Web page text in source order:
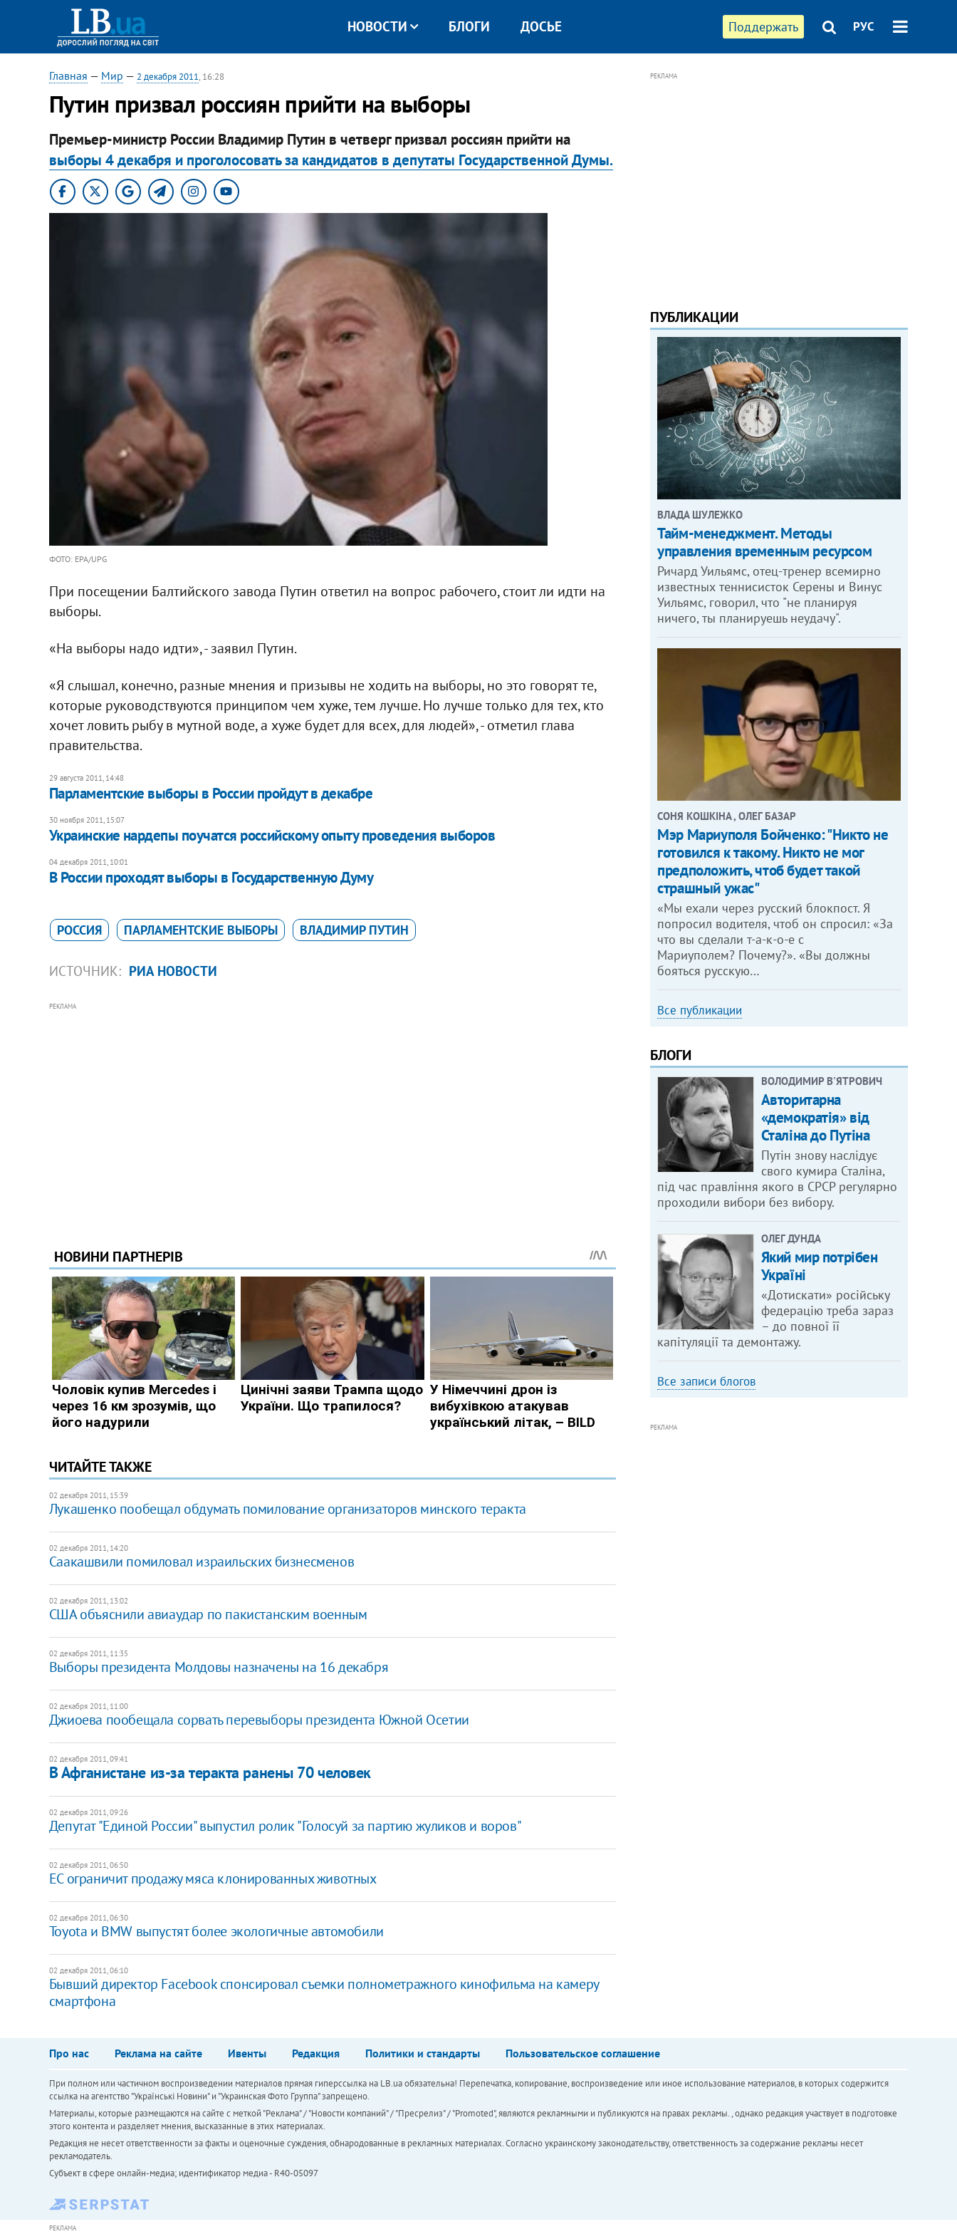
Поддержать РУС
НОВОСТИ БЛОГИ ДОСЬЕ
Главная — Мир — 2 декабря 2011, 16:28
​Путин призвал россиян прийти на выборы
Премьер-министр России Владимир Путин в четверг призвал россиян прийти на
выборы 4 декабря и проголосовать за кандидатов в депутаты Государственной Думы.
ФОТО: EPA/UPG
При посещении Балтийского завода Путин ответил на вопрос рабочего, стоит ли идти на
выборы.
«На выборы надо идти», - заявил Путин.
«Я слышал, конечно, разные мнения и призывы не ходить на выборы, но это говорят те,
которые руководствуются принципом чем хуже, тем лучше. Но лучше только для тех, кто
хочет ловить рыбу в мутной воде, а хуже будет для всех, для людей», - отметил глава
правительства.
29 августа 2011, 14:48
Парламентские выборы в России пройдут в декабре
30 ноября 2011, 15:07
​Украинские нардепы поучатся российскому опыту проведения выборов
04 декабря 2011, 10:01
В России проходят выборы в Государственную Думу
РОССИЯ ПАРЛАМЕНТСКИЕ ВЫБОРЫ ВЛАДИМИР ПУТИН
ИСТОЧНИК: РИА НОВОСТИ
РЕКЛАМА
ЧИТАЙТЕ ТАКЖЕ
02 декабря 2011, 15:39
Лукашенко пообещал обдумать помилование организаторов минского теракта
02 декабря 2011, 14:20
​Саакашвили помиловал израильских бизнесменов
02 декабря 2011, 13:02
США объяснили авиаудар по пакистанским военным
02 декабря 2011, 11:35
Выборы президента Молдовы назначены на 16 декабря
02 декабря 2011, 11:00
Джиоева пообещала сорвать перевыборы президента Южной Осетии
02 декабря 2011, 09:41
В Афганистане из-за теракта ранены 70 человек
02 декабря 2011, 09:26
Депутат "Единой России" выпустил ролик "Голосуй за партию жуликов и воров"
02 декабря 2011, 06:50
ЕС ограничит продажу мяса клонированных животных
02 декабря 2011, 06:30
Toyota и BMW выпустят более экологичные автомобили
02 декабря 2011, 06:10
Бывший директор Facebook спонсировал съемки полнометражного кинофильма на камеру
смартфона
РЕКЛАМА
ПУБЛИКАЦИИ
ВЛАДА ШУЛЕЖКО
Тайм-менеджмент. Методы
управления временным ресурсом
Ричард Уильямс, отец-тренер всемирно
известных теннисисток Серены и Винус
Уильямс, говорил, что "не планируя
ничего, ты планируешь неудачу".
СОНЯ КОШКІНА , ОЛЕГ БАЗАР
Мэр Мариуполя Бойченко: "Никто не
готовился к такому. Никто не мог
предположить, чтоб будет такой
страшный ужас"
«Мы ехали через русский блокпост. Я
попросил водителя, чтоб он спросил: «За
что вы сделали т-а-к-о-е с
Мариуполем? Почему?». «Вы должны
бояться русскую…
Все публикации
БЛОГИ
ВОЛОДИМИР В'ЯТРОВИЧ
Авторитарна
«демократія» від
Сталіна до Путіна
Путін знову наслідує
свого кумира Сталіна,
під час правління якого в СРСР регулярно
проходили вибори без вибору.
ОЛЕГ ДУНДА
Який мир потрібен
Україні
«Дотискати» російську
федерацію треба зараз
– до повної її
капітуляції та демонтажу.
Все записи блогов
РЕКЛАМА
Про нас Реклама на сайте Ивенты Редакция Политики и стандарты Пользовательское соглашение
При полном или частичном воспроизведении материалов прямая гиперссылка на LB.ua обязательна! Перепечатка, копирование, воспроизведение или иное использование материалов, в которых содержится
ссылка на агентство "Українськi Новини" и "Украинская Фото Группа" запрещено.
Материалы, которые размещаются на сайте с меткой "Реклама" / "Новости компаний" / "Пресрелиз" / "Promoted", являются рекламными и публикуются на правах рекламы. , однако редакция участвует в подготовке
этого контента и разделяет мнения, высказанные в этих материалах.
Редакция не несет ответственности за факты и оценочные суждения, обнародованные в рекламных материалах. Согласно украинскому законодательству, ответственность за содержание рекламы несет
рекламодатель.
Субъект в сфере онлайн-медиа; идентификатор медиа - R40-05097
РЕКЛАМА